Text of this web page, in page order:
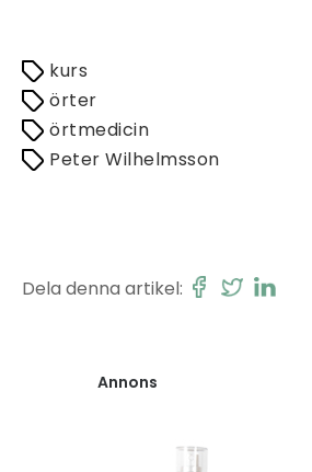
kurs
örter
örtmedicin
Peter Wilhelmsson
Dela denna artikel:
Annons